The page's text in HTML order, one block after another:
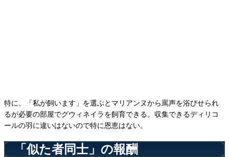
特に、「私が飼います」を選ぶとマリアンヌから罵声を浴びせられ
るが必要の部屋でグウィネイラを飼育できる。収集できるディリコ
ールの羽に違いはないので特に恩恵はない。
「似た者同士」の報酬